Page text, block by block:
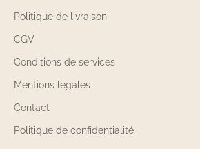
Politique de livraison
CGV
Conditions de services
Mentions légales
Contact
Politique de confidentialité